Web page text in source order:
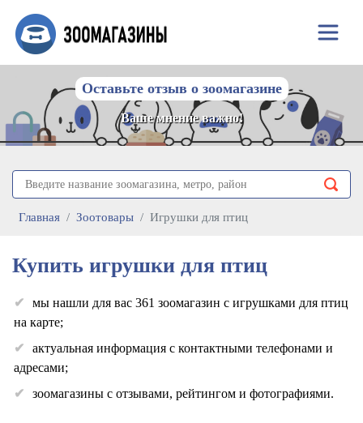
Оставьте отзыв о зоомагазине
Ваше мнение важно!
Главная Зоотовары Игрушки для птиц
Купить игрушки для птиц
мы нашли для вас 361 зоомагазин с игрушками для птиц
на карте;
актуальная информация с контактными телефонами и
адресами;
зоомагазины с отзывами, рейтингом и фотографиями.